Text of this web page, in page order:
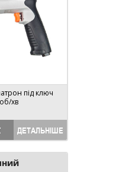
під ключ
хв
ДЕТАЛЬНІШЕ